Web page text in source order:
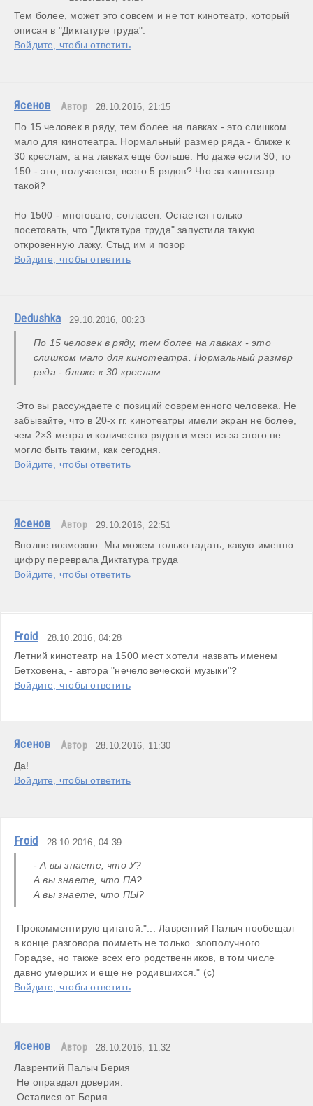
Тем более, может это совсем и не тот кинотеатр, который
описан в "Диктатуре труда".
Войдите, чтобы ответить
Ясенов Автор 28.10.2016, 21:15
По 15 человек в ряду, тем более на лавках - это слишком
мало для кинотеатра. Нормальный размер ряда - ближе к
30 креслам, а на лавках еще больше. Но даже если 30, то
150 - это, получается, всего 5 рядов? Что за кинотеатр
такой?
Но 1500 - многовато, согласен. Остается только
посетовать, что "Диктатура труда" запустила такую
откровенную лажу. Стыд им и позор
Войдите, чтобы ответить
Dedushka 29.10.2016, 00:23
По 15 человек в ряду, тем более на лавках - это
слишком мало для кинотеатра. Нормальный размер
ряда - ближе к 30 креслам
забывайте, что в 20-х гг. кинотеатры имели экран не более,
чем 2×3 метра и количество рядов и мест из-за этого не
могло быть таким, как сегодня.
Войдите, чтобы ответить
Ясенов Автор 29.10.2016, 22:51
Вполне возможно. Мы можем только гадать, какую именно
цифру переврала Диктатура труда
Войдите, чтобы ответить
Froid 28.10.2016, 04:28
Летний кинотеатр на 1500 мест хотели назвать именем
Бетховена, - автора "нечеловеческой музыки"?
Войдите, чтобы ответить
Ясенов Автор 28.10.2016, 11:30
Да!
Войдите, чтобы ответить
Froid 28.10.2016, 04:39
- А вы знаете, что У?
А вы знаете, что ПА?
А вы знаете, что ПЫ?
в конце разговора поиметь не только  злополучного
Горадзе, но также всех его родственников, в том числе
давно умерших и еще не родившихся." (с)
Войдите, чтобы ответить
Ясенов Автор 28.10.2016, 11:32
Лаврентий Палыч Берия
Осталися от Берия